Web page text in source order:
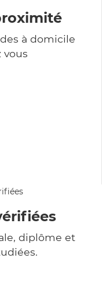
à domicile
vous
diplôme et